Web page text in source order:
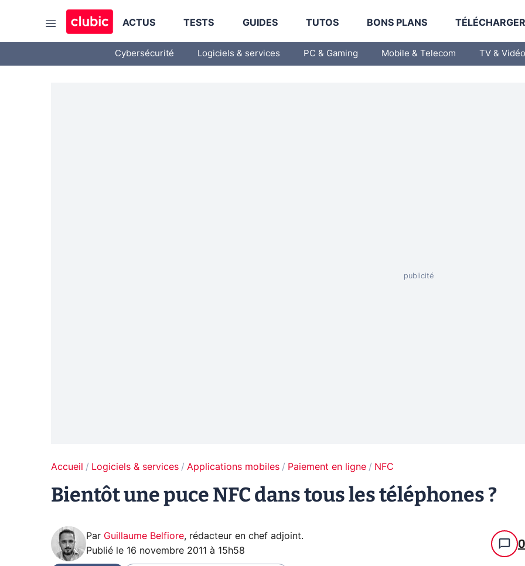
ACTUS TESTS GUIDES TUTOS BONS PLANS
Cybersécurité Logiciels & services PC & Gaming Mobile & Telecom TV & Vidéo
Accueil Logiciels & services Applications mobiles Paiement en ligne NFC
Bientôt une puce NFC dans tous les téléphones ?
Par Guillaume Belfiore, rédacteur en chef adjoint.
Publié le 16 novembre 2011 à 15h58 0